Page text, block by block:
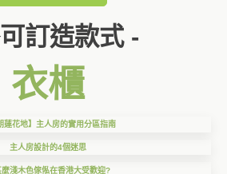
訂造款式 -
衣櫃
蓮花地】主人房的實用分區指南
主人房設計的4個迷思
麼淺木色傢俬在香港大受歡迎?